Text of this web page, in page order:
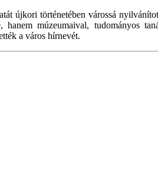
újkori történetében várossá
hanem múzeumaival, tudományos
a város hírnevét.